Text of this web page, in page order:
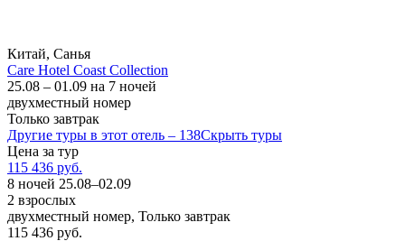
Китай, Санья
Care Hotel Coast Collection
25.08 – 01.09 на 7 ночей
двухместный номер
Только завтрак
Другие туры в этот отель – 138Скрыть туры
Цена за тур
115 436 руб.
8 ночей 25.08–02.09
2 взрослых
двухместный номер, Только завтрак
115 436 руб.